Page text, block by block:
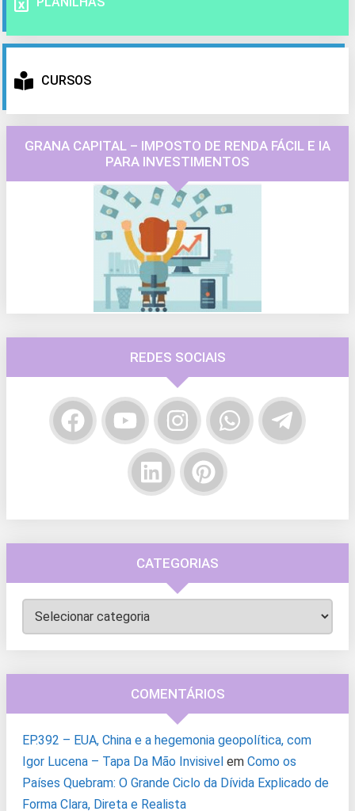
CURSOS
GRANA CAPITAL – IMPOSTO DE RENDA FÁCIL E IA
PARA INVESTIMENTOS
REDES SOCIAIS
CATEGORIAS
Categorias
COMENTÁRIOS
EP.392 – EUA, China e a hegemonia geopolítica, com
Igor Lucena – Tapa Da Mão Invisivel em Como os
Países Quebram: O Grande Ciclo da Dívida Explicado de
Forma Clara, Direta e Realista